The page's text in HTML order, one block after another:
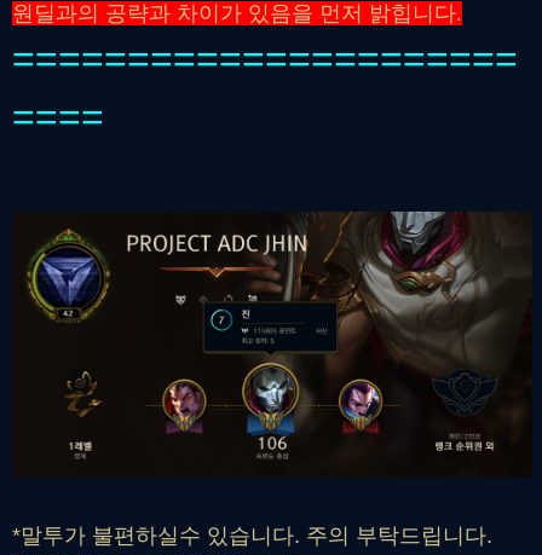
원딜과의 공략과 차이가 있음을 먼저 밝힙니다.
======================
====
*말투가 불편하실수 있습니다. 주의 부탁드립니다.